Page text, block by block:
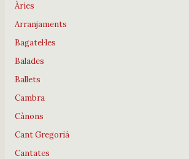
Àries
Arranjaments
Bagatel·les
Balades
Ballets
Cambra
Cànons
Cant Gregorià
Cantates